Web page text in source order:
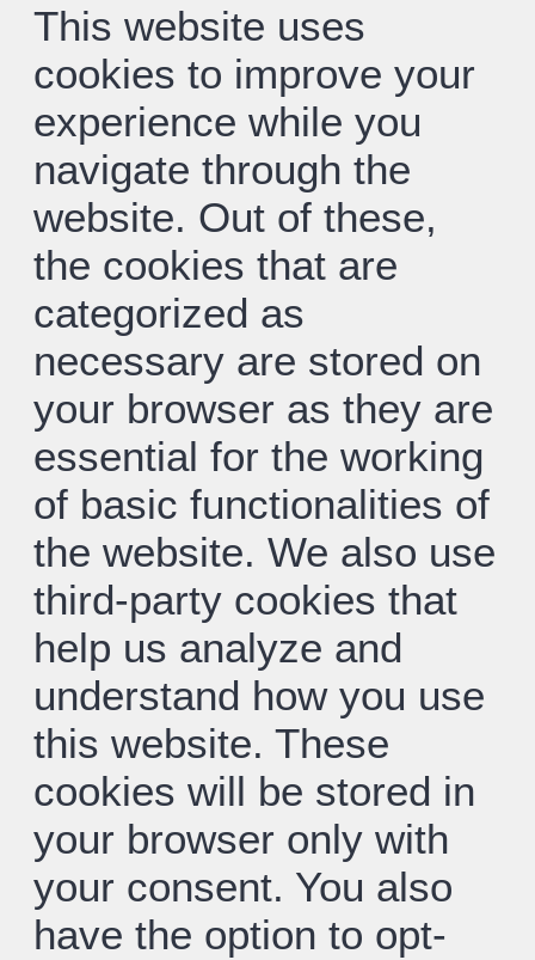
This website uses
cookies to improve your
experience while you
navigate through the
website. Out of these,
the cookies that are
categorized as
necessary are stored on
your browser as they are
essential for the working
of basic functionalities of
the website. We also use
third-party cookies that
help us analyze and
understand how you use
this website. These
cookies will be stored in
your browser only with
your consent. You also
have the option to opt-